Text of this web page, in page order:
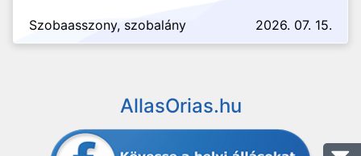
Szobaasszony, szobalány 2026. 07. 15.
AllasOrias.hu